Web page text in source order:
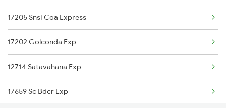
12702 Hussainsagar Sf
17206 Coa Snsi Exp
17050 Hyb Ubl Exp
17073 Sc Bgm Expresss
17205 Snsi Coa Express
17202 Golconda Exp
12714 Satavahana Exp
17659 Sc Bdcr Exp